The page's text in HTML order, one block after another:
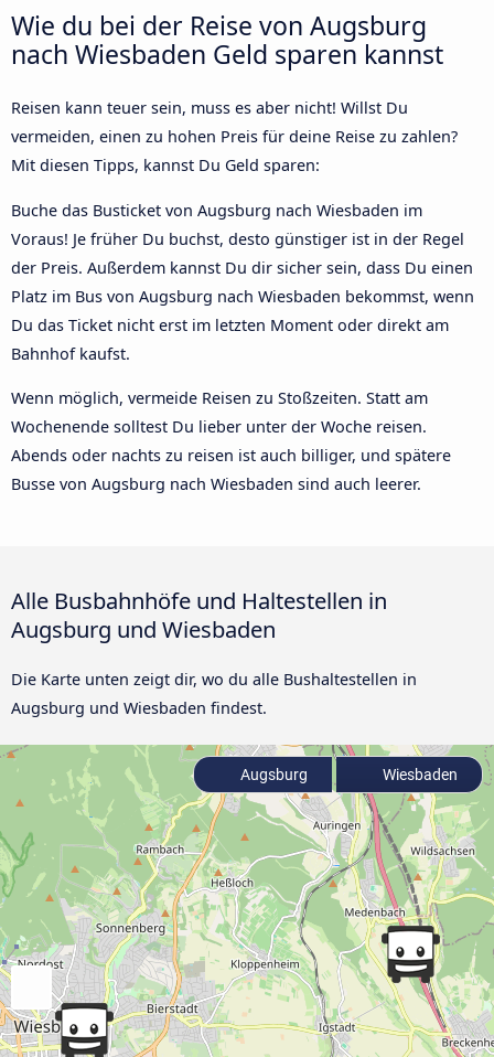
Wie du bei der Reise von Augsburg
nach Wiesbaden Geld sparen kannst
Reisen kann teuer sein, muss es aber nicht! Willst Du
vermeiden, einen zu hohen Preis für deine Reise zu zahlen?
Mit diesen Tipps, kannst Du Geld sparen:
Buche das Busticket von Augsburg nach Wiesbaden im
Voraus! Je früher Du buchst, desto günstiger ist in der Regel
der Preis. Außerdem kannst Du dir sicher sein, dass Du einen
Platz im Bus von Augsburg nach Wiesbaden bekommst, wenn
Du das Ticket nicht erst im letzten Moment oder direkt am
Bahnhof kaufst.
Wenn möglich, vermeide Reisen zu Stoßzeiten. Statt am
Wochenende solltest Du lieber unter der Woche reisen.
Abends oder nachts zu reisen ist auch billiger, und spätere
Busse von Augsburg nach Wiesbaden sind auch leerer.
Alle Busbahnhöfe und Haltestellen in
Augsburg und Wiesbaden
Die Karte unten zeigt dir, wo du alle Bushaltestellen in
Augsburg und Wiesbaden findest.
Augsburg Wiesbaden